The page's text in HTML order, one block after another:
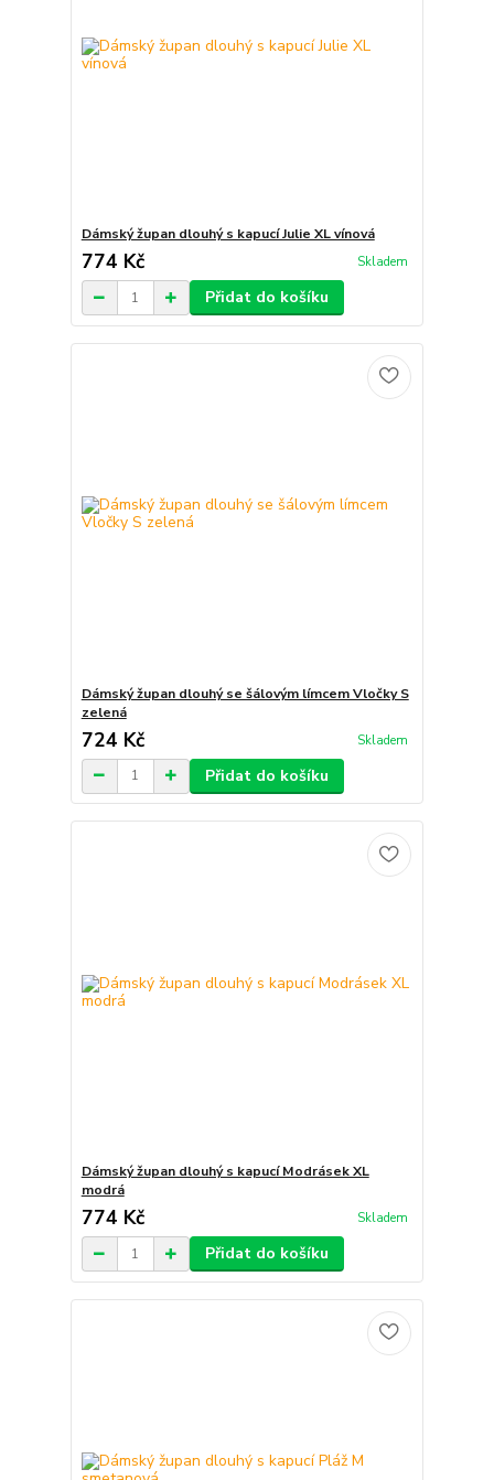
Dámský župan dlouhý s kapucí Julie XL vínová
774 Kč Skladem
Přidat do košíku
Dámský župan dlouhý se šálovým límcem Vločky S
zelená
724 Kč Skladem
Přidat do košíku
Dámský župan dlouhý s kapucí Modrásek XL
modrá
774 Kč Skladem
Přidat do košíku